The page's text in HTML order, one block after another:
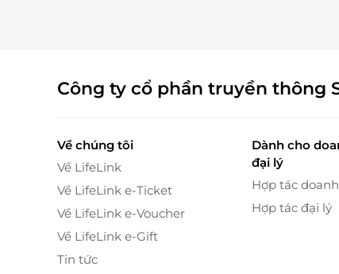
Công ty cổ phần truyền thông
Về chúng tôi
Về LifeLink
Về LifeLink e-Ticket
Về LifeLink e-Voucher
Về LifeLink e-Gift
Tin tức
Dành cho
đại lý
Hợp tác
Hợp tác đại lý